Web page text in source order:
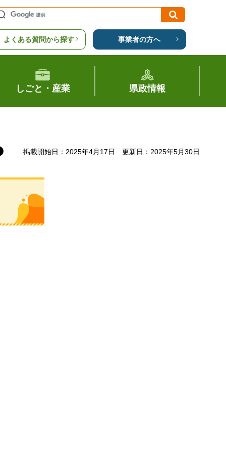
よくある質問から探す 事業者の方へ
しごと・産業 県政情報
掲載開始日：2025年4月17日 更新日：2025年5月30日